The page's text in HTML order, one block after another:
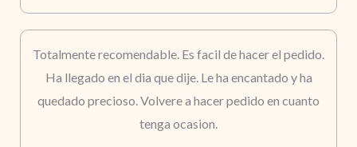
Totalmente recomendable. Es facil de hacer el pedido.
Ha llegado en el dia que dije. Le ha encantado y ha
quedado precioso. Volvere a hacer pedido en cuanto
tenga ocasion.